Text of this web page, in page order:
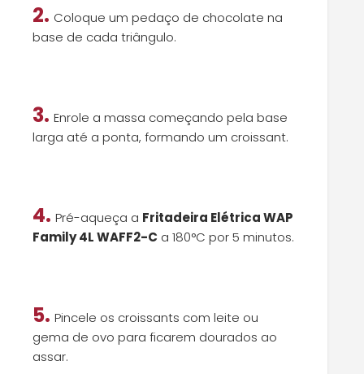
2. Coloque um pedaço de chocolate na
base de cada triângulo.
3.Enrole a massa começando pela base
larga até a ponta, formando um croissant.
4.Pré-aqueça a Fritadeira Elétrica WAP
Family 4L WAFF2-C a 180°C por 5 minutos.
5.Pincele os croissants com leite ou
gema de ovo para ficarem dourados ao
assar.